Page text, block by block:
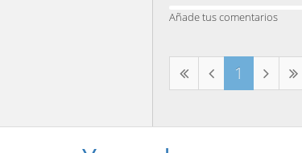
Añade tus comentarios
1